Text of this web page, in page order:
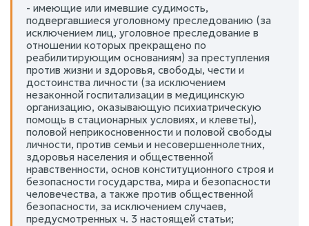
- имеющие или имевшие судимость,
подвергавшиеся уголовному преследованию (за
исключением лиц, уголовное преследование в
отношении которых прекращено по
реабилитирующим основаниям) за преступления
против жизни и здоровья, свободы, чести и
достоинства личности (за исключением
незаконной госпитализации в медицинскую
организацию, оказывающую психиатрическую
помощь в стационарных условиях, и клеветы),
половой неприкосновенности и половой свободы
личности, против семьи и несовершеннолетних,
здоровья населения и общественной
нравственности, основ конституционного строя и
безопасности государства, мира и безопасности
человечества, а также против общественной
безопасности, за исключением случаев,
предусмотренных ч. 3 настоящей статьи;